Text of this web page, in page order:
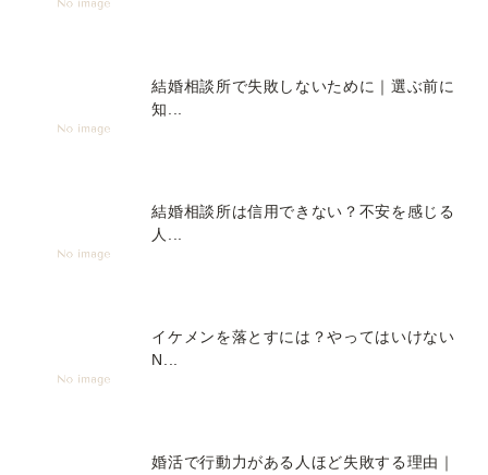
結婚相談所で失敗しないために｜選ぶ前に
知...
結婚相談所は信用できない？不安を感じる
人...
イケメンを落とすには？やってはいけない
N...
婚活で行動力がある人ほど失敗する理由｜